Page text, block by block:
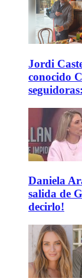
Jordi
conocido
Daniela
salida de
decirlo!